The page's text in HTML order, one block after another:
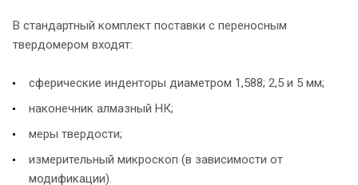
В стандартный комплект поставки с переносным
твердомером входят:
сферические инденторы диаметром 1,588; 2,5 и 5 мм;
наконечник алмазный НК;
меры твердости;
измерительный микроскоп (в зависимости от
модификации).